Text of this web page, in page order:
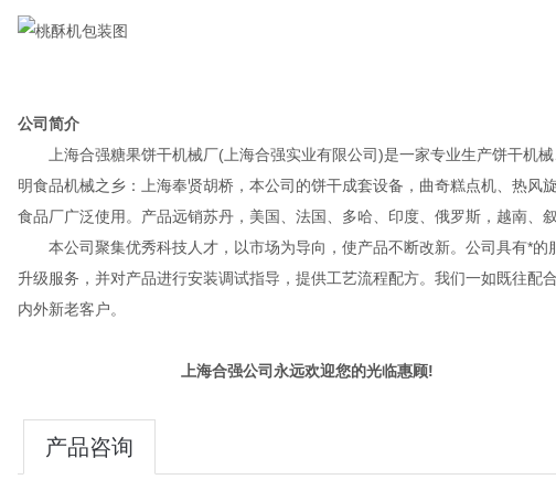
公司简介
上海合强糖果饼干机械厂(上海合强实业有限公司)是一家专业生产饼干机械
明食品机械之乡：上海奉贤胡桥，本公司的饼干成套设备，曲奇糕点机、热风
食品厂广泛使用。产品远销苏丹，美国、法国、多哈、印度、俄罗斯，越南、
本公司聚集优秀科技人才，以市场为导向，使产品不断改新。公司具有*的
升级服务，并对产品进行安装调试指导，提供工艺流程配方。我们一如既往配
内外新老客户。
上海合强公司永远欢迎您的光临惠顾!
产品咨询